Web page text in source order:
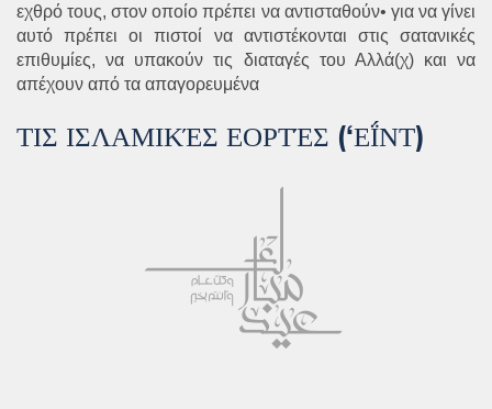
εχθρό τους, στον οποίο πρέπει να αντισταθούν• για να γίνει
αυτό πρέπει οι πιστοί να αντιστέκονται στις σατανικές
επιθυμίες, να υπακούν τις διαταγές του Αλλά(χ) και να
απέχουν από τα απαγορευμένα
ΤΙΣ ΙΣΛΑΜΙΚΈΣ ΕΟΡΤΈΣ (‘ΕΪ́ΝΤ)